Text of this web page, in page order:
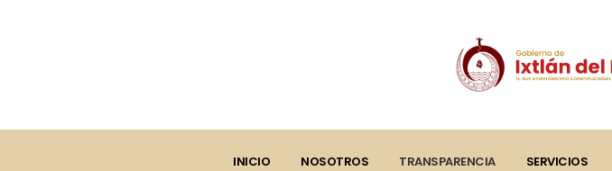
INICIO NOSOTROS TRANSPARENCIA SERVICIOS